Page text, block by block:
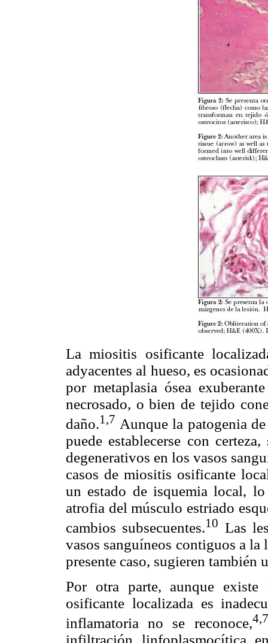
La miositis osificante
adyacentes al hueso, es
por metaplasia ósea
necrosado, o bien de tejido
daño.1,7 Aunque la patogenia
puede establecerse con
degenerativos en los vasos
casos de miositis osificante
un estado de isquemia local,
atrofia del músculo estriado
cambios subsecuentes.10 Las
vasos sanguíneos contiguos a
presente caso, sugieren también
Por otra parte, aunque
osificante localizada es
inflamatoria no se reconoce,4,7
infiltración linfoplasmocítica